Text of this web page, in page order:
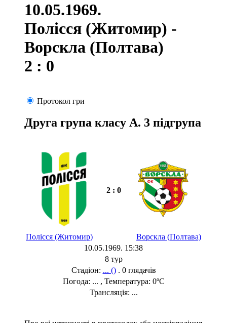
10.05.1969.
Полісся (Житомир) -
Ворскла (Полтава)
2 : 0
Протокол гри
Друга група класу А. 3 підгрупа
2 : 0
Полісся (Житомир)
Ворскла (Полтава)
10.05.1969. 15:38
8 тур
Стадіон: ... (). 0 глядачів
Погода: ... , Температура: 0ºC
Трансляція: ...